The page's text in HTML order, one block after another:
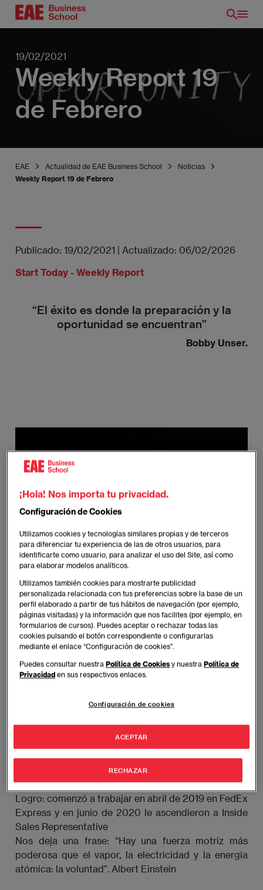
Pasar
19/02/2021
Weekly Report 19
de Febrero
EAE Actualidad de EAE Business School
Noticias
Weekly Report 19 de Febrero
Publicado: 19/02/2021 Actualizado: 06/02/2026
Start Today - Weekly Report
“El éxito es donde la preparación y la
oportunidad se encuentran”
Bobby Unser.
ElAlumno de la Semanaes nuestro orgullo EAE
ConEsfuerzo,Actitud,Entusiasmo se alcanzan las
José Ignacio Mérida Prudencio
Programa:Máster en Dirección Comercial y ventas
Logro: comenzó a trabajar en abril de 2019 en FedEx
Express y en junio de 2020 le ascendieron a Inside
Sales Representative
Nos deja una frase: “Hay una fuerza motriz más
poderosa que el vapor, la electricidad y la energía
atómica: la voluntad”. Albert Einstein
¡Hola! Nos importa tu privacidad.
Configuración de Cookies
Utilizamos cookies y tecnologías similares propias y de terceros
para diferenciar tu experiencia de las de otros usuarios, para
identificarte como usuario, para analizar el uso del Site, así como
para elaborar modelos analíticos.
Utilizamos también cookies para mostrarte publicidad
personalizada relacionada con tus preferencias sobre la base de un
perfil elaborado a partir de tus hábitos de navegación (por ejemplo,
páginas visitadas) y la información que nos facilites (por ejemplo, en
formularios de cursos). Puedes aceptar o rechazar todas las
cookies pulsando el botón correspondiente o configurarlas
mediante el enlace “Configuración de cookies”.
Puedes consultar nuestraPolítica de Cookies y nuestraPolítica de
Privacidad en sus respectivos enlaces.
Configuración de cookies
RECHAZAR
ACEPTAR